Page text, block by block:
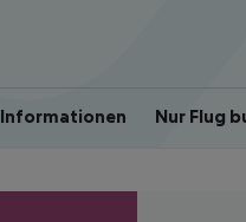
Informationen Nur Flug